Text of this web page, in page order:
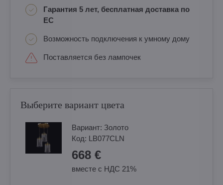
Гарантия 5 лет, бесплатная доставка по
ЕС
Возможность подключения к умному дому
Поставляется без лампочек
Выберите вариант цвета
Вариант: Золотo
Код: LB077CLN
668 €
вместе с НДС 21%